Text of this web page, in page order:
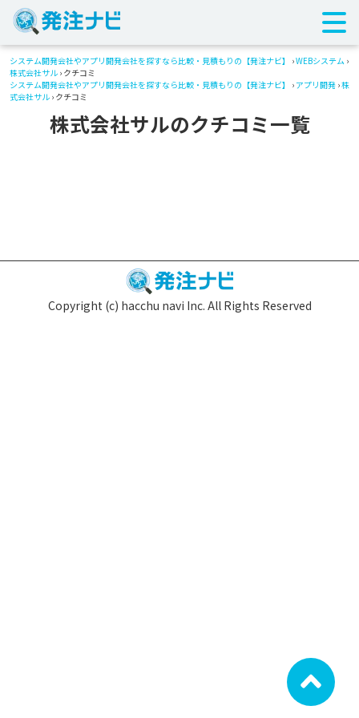
システム開発会社やアプリ開発会社を探すなら比較・見積もりの【発注ナビ】 ›WEBシステム ›
株式会社サル › クチコミ
システム開発会社やアプリ開発会社を探すなら比較・見積もりの【発注ナビ】
› アプリ開発 ›株
式会社サル › クチコミ
株式会社サルのクチコミ一覧
Copyright (c) hacchu navi Inc. All Rights Reserved